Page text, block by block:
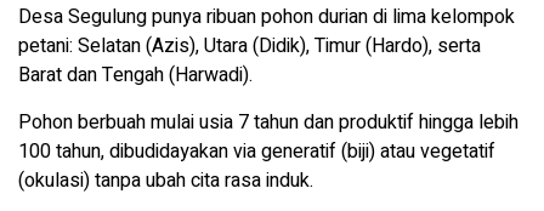
Desa Segulung punya ribuan pohon durian di lima kelompok
petani: Selatan (Azis), Utara (Didik), Timur (Hardo), serta
Barat dan Tengah (Harwadi).
Pohon berbuah mulai usia 7 tahun dan produktif hingga lebih
100 tahun, dibudidayakan via generatif (biji) atau vegetatif
(okulasi) tanpa ubah cita rasa induk.